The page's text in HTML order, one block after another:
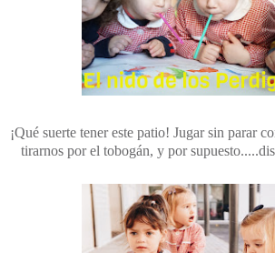
¡Qué suerte tener este patio! Jugar sin parar
tirarnos por el tobogán, y por